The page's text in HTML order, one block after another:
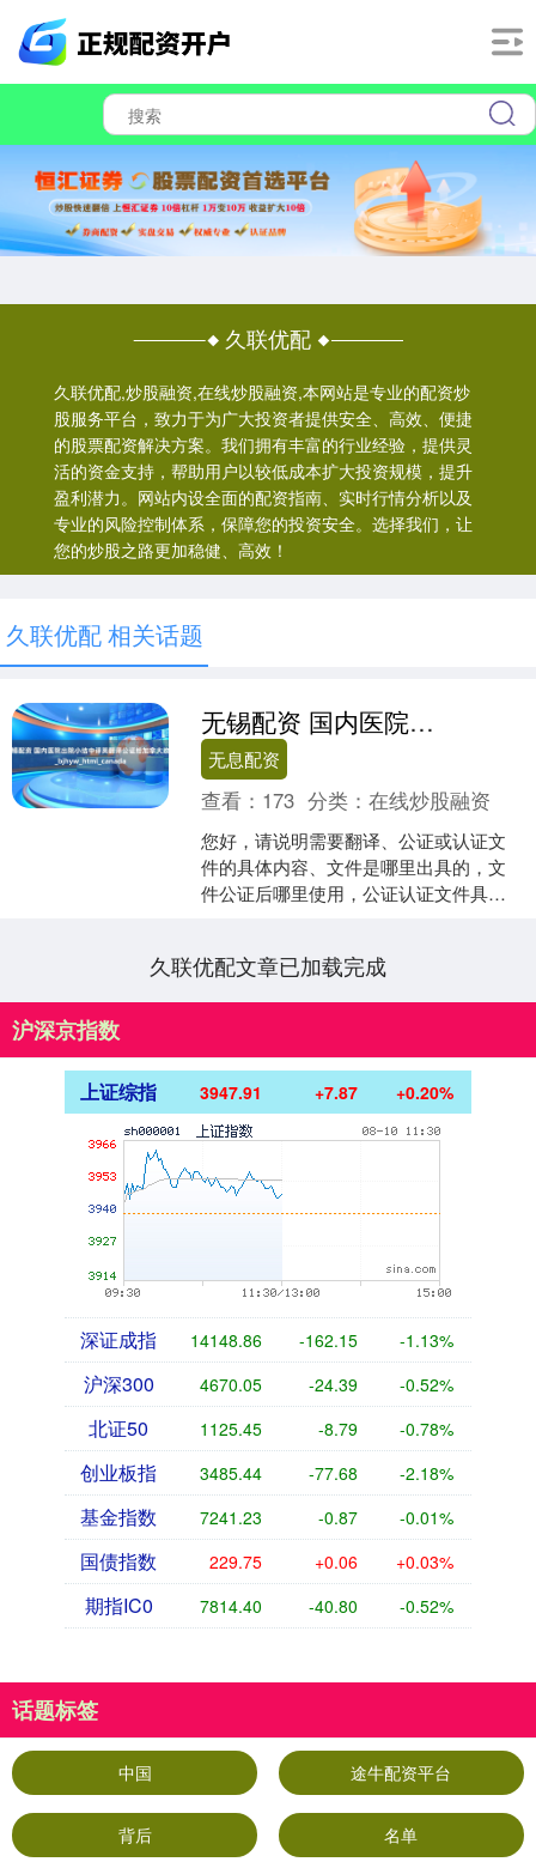
久联优配
久联优配,炒股融资,在线炒股融资,本网站是专业的配资炒
股服务平台，致力于为广大投资者提供安全、高效、便捷
的股票配资解决方案。我们拥有丰富的行业经验，提供灵
活的资金支持，帮助用户以较低成本扩大投资规模，提升
盈利潜力。网站内设全面的配资指南、实时行情分析以及
专业的风险控制体系，保障您的投资安全。选择我们，让
您的炒股之路更加稳健、高效！
久联优配 相关话题
无锡配资 国内医院出院小结中译英翻译公证给加拿大政府_bjhyw_html_canada
无息配资
查看： 173 分类：在线炒股融资
您好，请说明需要翻译、公证或认证文
件的具体内容、文件是哪里出具的，文
件公证后哪里使用，公证认证文件具体
久联优配文章已加载完成
沪深京指数
上证综指 3947.91 +7.87 +0.20%
深证成指 14148.86 -162.15 -1.13%
沪深300 4670.05 -24.39 -0.52%
北证50 1125.45 -8.79 -0.78%
创业板指 3485.44 -77.68 -2.18%
基金指数 7241.23 -0.87 -0.01%
国债指数 229.75 +0.06 +0.03%
期指IC0 7814.40 -40.80 -0.52%
话题标签
中国 途牛配资平台
背后 名单